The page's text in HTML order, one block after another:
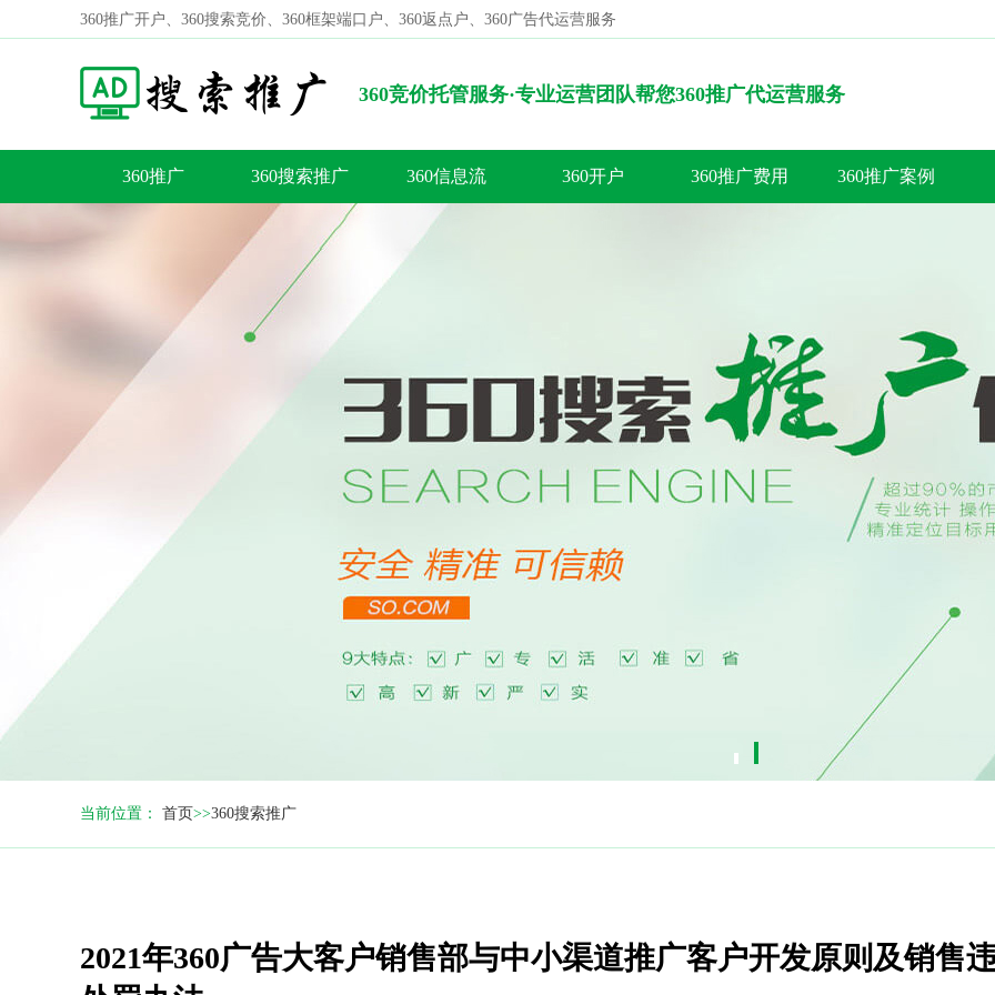
360推广开户、360搜索竞价、360框架端口户、360返点户、360广告代运营服务
360竞价托管服务·专业运营团队帮您360推广代运营服务
搜索
360推广 360搜索推广 360信息流 360开户 360推广费用 360推广案例
当前位置： 首页>>360搜索推广
售违规处罚办法
2021年360广告大客户销售部与中小渠道推广客户开发原则及销售